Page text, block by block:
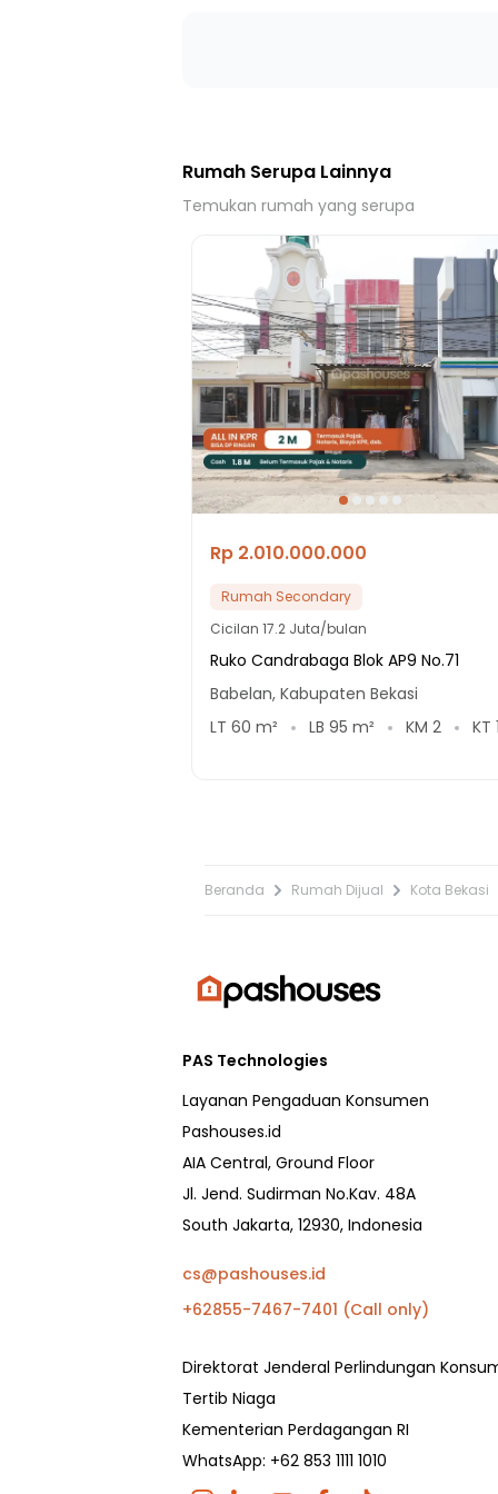
Rumah Serupa Lainnya
Temukan rumah yang serupa
Rp 2.010.000.000
Rumah Secondary
Cicilan 17.2 Juta/bulan
Ruko Candrabaga Blok AP9 No.71
Babelan, Kabupaten Bekasi
LT 60 m² LB 95 m² KM 2 KT 1
Beranda Rumah Dijual Kota Bekasi
PAS Technologies
Layanan Pengaduan Konsumen
Pashouses.id
AIA Central, Ground Floor
Jl. Jend. Sudirman No.Kav. 48A
South Jakarta, 12930, Indonesia
cs@pashouses.id
+62855-7467-7401 (Call only)
Direktorat Jenderal Perlindungan
Tertib Niaga
Kementerian Perdagangan RI
WhatsApp: +62 853 1111 1010